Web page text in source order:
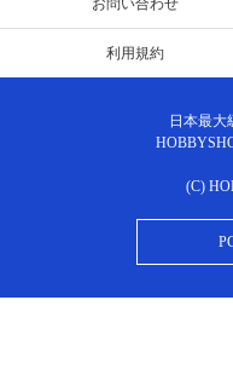
お問い合わせ
利用規約
日本最大
(C)